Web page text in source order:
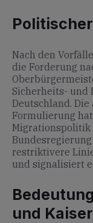
Nach den
die Forderung
Sicherheits- und
Deutschland.
Formulierung
Migrationspolitik
Bundesregierung
restriktivere
und signalisiert
und